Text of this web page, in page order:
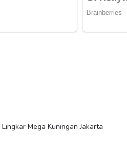
Mega Kuningan Jakarta